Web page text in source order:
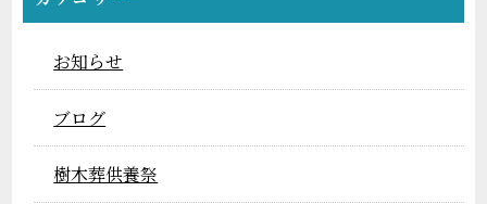
お知らせ
ブログ
樹木葬供養祭